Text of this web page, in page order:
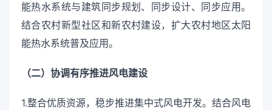
能热水系统与建筑同步规划、同步设计、同步应用。
结合农村新型社区和新农村建设，扩大农村地区太阳
能热水系统普及应用。
（二）协调有序推进风电建设
1.整合优质资源，稳步推进集中式风电开发。结合风电